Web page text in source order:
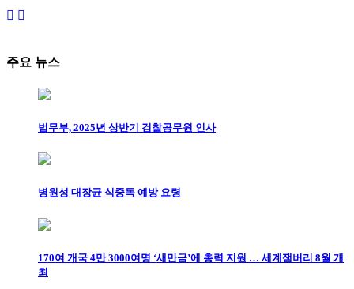
주요 뉴스
법무부, 2025년 상반기 검찰공무원 인사
병원성 대장균 식중독 예방 요령
170여 개국 4만 3000여명 ‘새만금’에 총력 지원 … 세계잼버리 8월 개
최